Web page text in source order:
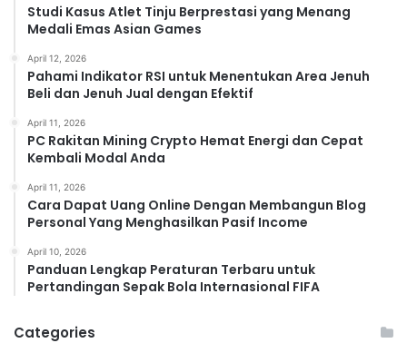
Studi Kasus Atlet Tinju Berprestasi yang Menang
Medali Emas Asian Games
April 12, 2026
Pahami Indikator RSI untuk Menentukan Area Jenuh
Beli dan Jenuh Jual dengan Efektif
April 11, 2026
PC Rakitan Mining Crypto Hemat Energi dan Cepat
Kembali Modal Anda
April 11, 2026
Cara Dapat Uang Online Dengan Membangun Blog
Personal Yang Menghasilkan Pasif Income
April 10, 2026
Panduan Lengkap Peraturan Terbaru untuk
Pertandingan Sepak Bola Internasional FIFA
Categories